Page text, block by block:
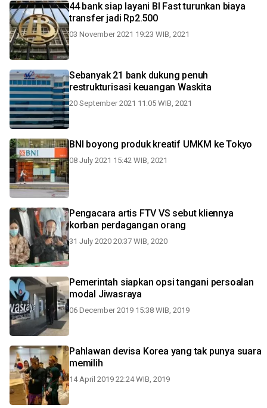
44 bank siap layani BI Fast turunkan biaya
transfer jadi Rp2.500
03 November 2021 19:23 WIB, 2021
Sebanyak 21 bank dukung penuh
restrukturisasi keuangan Waskita
20 September 2021 11:05 WIB, 2021
BNI boyong produk kreatif UMKM ke Tokyo
08 July 2021 15:42 WIB, 2021
Pengacara artis FTV VS sebut kliennya
korban perdagangan orang
31 July 2020 20:37 WIB, 2020
Pemerintah siapkan opsi tangani persoalan
modal Jiwasraya
06 December 2019 15:38 WIB, 2019
Pahlawan devisa Korea yang tak punya suara
memilih
14 April 2019 22:24 WIB, 2019